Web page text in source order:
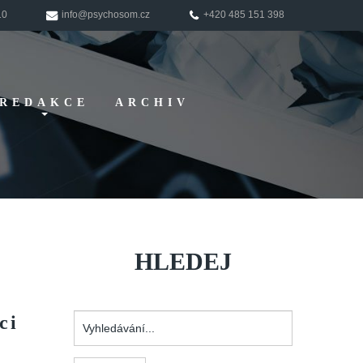
info@psychosom.cz +420 485 151 398
REDAKCE
Pokyny pro
ARCHIV
HLEDEJ